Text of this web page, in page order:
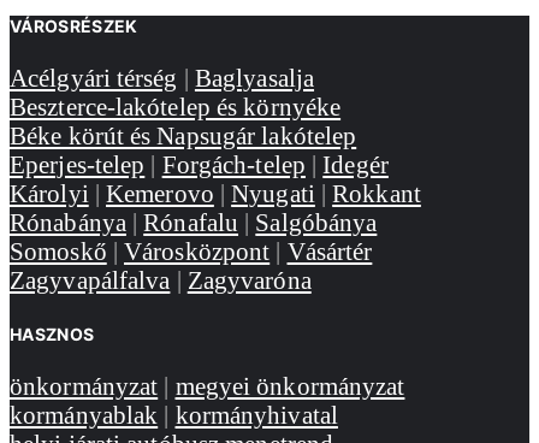
VÁROSRÉSZEK
Acélgyári térség | Baglyasalja
Beszterce-lakótelep és környéke
Béke körút és Napsugár lakótelep
Eperjes-telep | Forgách-telep |Idegér
Károlyi |Kemerovo |Nyugati |Rokkant
Rónabánya |Rónafalu | Salgóbánya
Somoskő |Városközpont | Vásártér
Zagyvapálfalva | Zagyvaróna
HASZNOS
önkormányzat | megyei önkormányzat
kormányablak | kormányhivatal